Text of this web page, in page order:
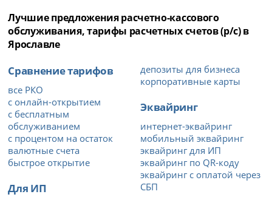
Лучшие предложения расчетно-кассового
обслуживания, тарифы расчетных счетов (р/с) в
Ярославле
Сравнение тарифов
все РКО
с онлайн-открытием
с бесплатным
обслуживанием
с процентом на остаток
валютные счета
быстрое открытие
Для ИП
депозиты для бизнеса
корпоративные карты
Эквайринг
интернет-эквайринг
мобильный эквайринг
эквайринг для ИП
эквайринг по QR-коду
эквайринг с оплатой через
СБП